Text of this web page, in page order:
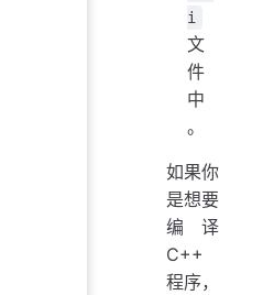
i
文
件
中
。
如果你
是想要
编译
C++
程序，